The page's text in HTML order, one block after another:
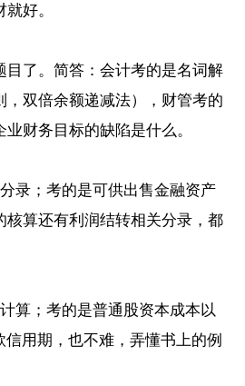
好。
了。简答：会计考的是名词解
，双倍余额递减法），财管考的
财务目标的缺陷是什么。
；考的是可供出售金融资产
核算还有利润结转相关分录，都
；考的是普通股资本成本以
信用期，也不难，弄懂书上的例